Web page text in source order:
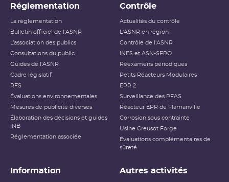
Réglementation
La réglementation
Bulletin officiel de l'ASNR
L’association des publics
Consultations du public
Guides de l'ASNR
Cadre législatif
RFS
Évaluations environnementales
Mesures de publicité diverses
Élaboration des décisions et guides
INB
Réglementation associée
Contrôle
Actualités du contrôle
L'ASNR en région
Contrôle de l'ASNR
INES et ASN-SFRO
Réexamens périodiques
Petits Réacteurs Modulaires
EPR 2
Surveillance des PFAS
Réacteur EPR de Flamanville
Corrosion sous contrainte
Usine Creusot Forge
Évaluations complémentaires de
sûreté
Information Autres activités